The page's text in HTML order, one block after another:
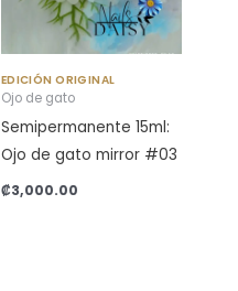
EDICIÓN ORIGINAL
Ojo de gato
Semipermanente 15ml:
Ojo de gato mirror #03
₡3,000.00